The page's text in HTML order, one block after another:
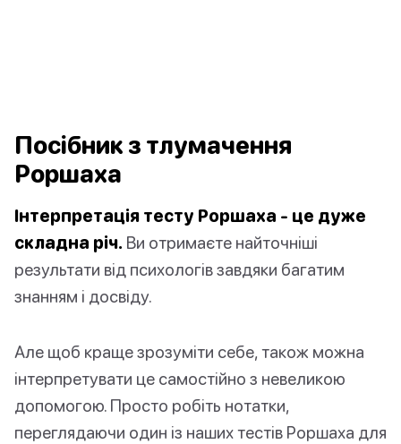
Посібник з тлумачення
Роршаха
Інтерпретація тесту Роршаха - це дуже
складна річ. Ви отримаєте найточніші
результати від психологів завдяки багатим
знанням і досвіду.
Але щоб краще зрозуміти себе, також можна
інтерпретувати це самостійно з невеликою
допомогою. Просто робіть нотатки,
переглядаючи один із наших тестів Роршаха для